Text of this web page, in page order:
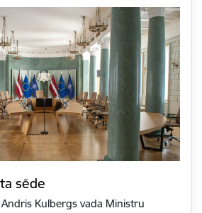
sēde
Kulbergs vada Ministru